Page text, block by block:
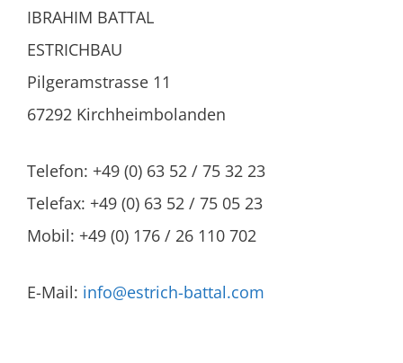
IBRAHIM BATTAL
ESTRICHBAU
Pilgeramstrasse 11
67292 Kirchheimbolanden
Telefon: +49 (0) 63 52 / 75 32 23
Telefax: +49 (0) 63 52 / 75 05 23
Mobil: +49 (0) 176 / 26 110 702
E-Mail: info@estrich-battal.com